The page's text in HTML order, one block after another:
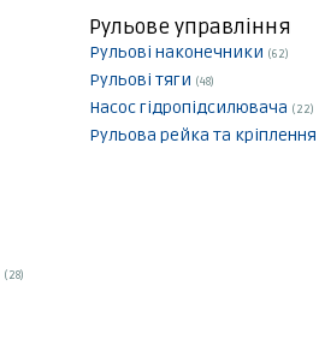
(28)
Рульове управління
Рульові наконечники (62)
Рульові тяги (48)
Насос гідропідсилювача (22)
Рульова рейка та кріплення